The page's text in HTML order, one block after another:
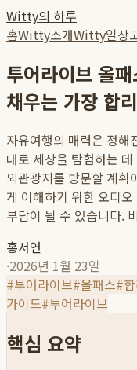
Witty의 하루
홈Witty소개Witty일상
투어라이브 올
채우는 가장 합
자유여행의 매력은 정해
대로 세상을 탐험하는
외관광지를 방문할 계획
게 이해하기 위한 오디
부담이 될 수 있습니다.
홍서연
·2026년 1월 23일
#투어라이브#올패스#
가이드#투어라이브
핵심 요약